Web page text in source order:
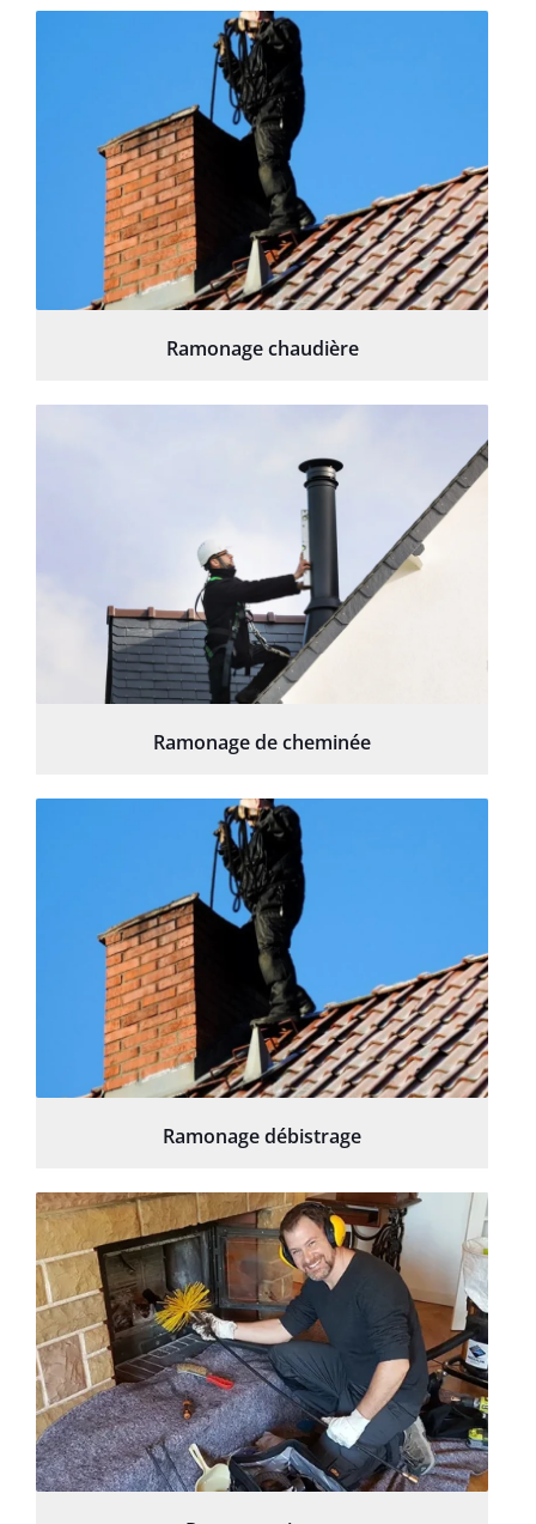
Ramonage chaudière
Ramonage de cheminée
Ramonage débistrage